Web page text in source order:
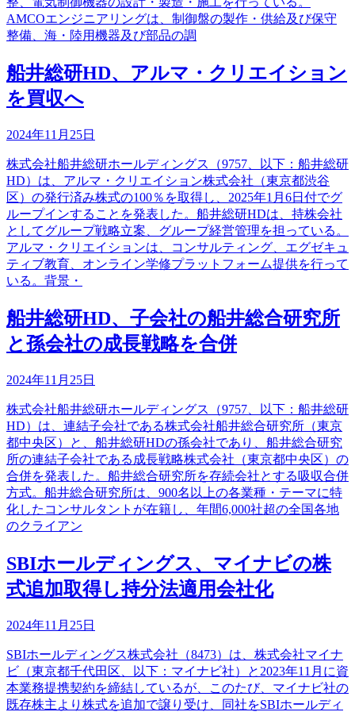
AMCOエンジニアリングは、制御盤の製作・供給及び保守
整備、海・陸用機器及び部品の調
船井総研HD、アルマ・クリエイション
を買収へ
2024年11月25日
株式会社船井総研ホールディングス（9757、以下：船井総研
HD）は、アルマ・クリエイション株式会社（東京都渋谷
区）の発行済み株式の100％を取得し、2025年1月6日付でグ
ループインすることを発表した。船井総研HDは、持株会社
としてグループ戦略立案、グループ経営管理を担っている。
アルマ・クリエイションは、コンサルティング、エグゼキュ
ティブ教育、オンライン学修プラットフォーム提供を行って
いる。背景・
船井総研HD、子会社の船井総合研究所
と孫会社の成長戦略を合併
2024年11月25日
株式会社船井総研ホールディングス（9757、以下：船井総研
HD）は、連結子会社である株式会社船井総合研究所（東京
都中央区）と、船井総研HDの孫会社であり、船井総合研究
所の連結子会社である成長戦略株式会社（東京都中央区）の
合併を発表した。船井総合研究所を存続会社とする吸収合併
方式。船井総合研究所は、900名以上の各業種・テーマに特
化したコンサルタントが在籍し、年間6,000社超の全国各地
のクライアン
SBIホールディングス、マイナビの株
式追加取得し持分法適用会社化
2024年11月25日
SBIホールディングス株式会社（8473）は、株式会社マイナ
ビ（東京都千代田区、以下：マイナビ社）と2023年11月に資
本業務提携契約を締結しているが、このたび、マイナビ社の
既存株主より株式を追加で譲り受け、同社をSBIホールディ